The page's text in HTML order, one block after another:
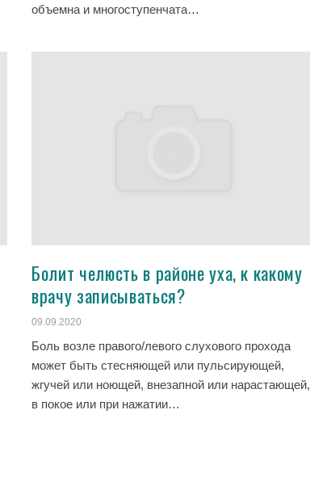
объемна и многоступенчата…
Болит челюсть в районе уха, к какому
врачу записываться?
09.09.2020
Боль возле правого/левого слухового прохода
может быть стесняющей или пульсирующей,
жгучей или ноющей, внезапной или нарастающей,
в покое или при нажатии…